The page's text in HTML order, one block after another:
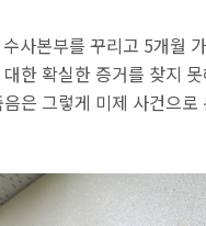
사본부를 꾸리고 5개월
한 확실한 증거를 찾지
은 그렇게 미제 사건으로